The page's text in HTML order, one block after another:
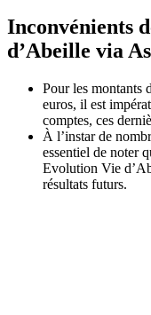
Inconvénients
d’Abeille via
Pour les montants
euros, il est
comptes, ces
À l’instar de
essentiel de noter
Evolution Vie
résultats futurs.